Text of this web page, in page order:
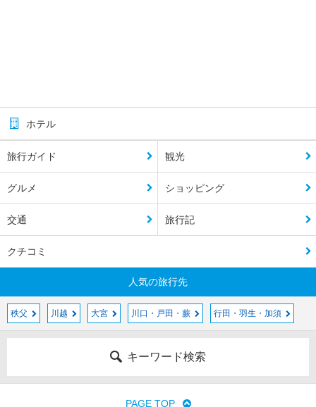
ホテル
旅行ガイド 観光
グルメ ショッピング
交通 旅行記
クチコミ
人気の旅行先
秩父 川越 大宮 川口・戸田・蕨 行田・羽生・加須
キーワード検索
PAGE TOP